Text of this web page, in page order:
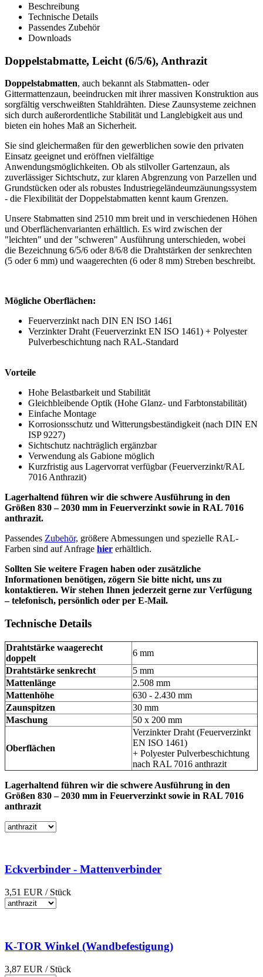
Beschreibung
Technische Details
Passendes Zubehör
Downloads
Doppelstabmatte, Leicht (6/5/6), Anthrazit
Doppelstabmatten, auch bekannt als Stabmatten- oder
Gittermattenzaun, beeindrucken mit ihrer massiven Konstruktion aus
sorgfältig verschweißten Stahldrähten. Diese Zaunsysteme zeichnen
sich durch außerordentliche Stabilität und Langlebigkeit aus und
bieten ein hohes Maß an Sicherheit.
Sie sind gleichermaßen für den gewerblichen sowie den privaten
Einsatz geeignet und eröffnen vielfältige
Anwendungsmöglichkeiten. Ob als stilvoller Gartenzaun, als
zuverlässiger Sichtschutz, zur klaren Abgrenzung von Parzellen und
Grundstücken oder als robustes Industriegeländeumzäunungssystem
- die Flexibilität der Doppelstabmatten kennt kaum Grenzen.
Unsere Stabmatten sind 2510 mm breit und in verschiedenen Höhen
und Oberflächenvarianten erhältlich. Es wird zwischen der
"leichten" und der "schweren" Ausführung unterschieden, wobei
die Bezeichnung 6/5/6 oder 8/6/8 die Drahtstärken der senkrechten
(5 oder 6 mm) und waagerechten (6 oder 8 mm) Streben beschreibt.
Mögliche Oberflächen:
Feuerverzinkt nach DIN EN ISO 1461
Verzinkter Draht (Feuerverzinkt EN ISO 1461) + Polyester
Pulverbeschichtung nach RAL-Standard
Vorteile
Hohe Belastbarkeit und Stabilität
Gleichbleibende Optik (Hohe Glanz- und Farbtonstabilität)
Einfache Montage
Korrosionsschutz und Witterungsbeständigkeit (nach DIN EN
ISP 9227)
Sichtschutz nachträglich ergänzbar
Verwendung als Gabione möglich
Kurzfristig aus Lagervorrat verfügbar (Feuerverzinkt/RAL
7016 Anthrazit)
Lagerhaltend führen wir die schwere Ausführung in den
Größen 830 – 2030 mm in Feuerverzinkt sowie in RAL 7016
anthrazit.
Passendes Zubehör, größere Abmessungen und spezielle RAL-
Farben sind auf Anfrage hier erhältlich.
Sollten Sie weitere Fragen haben oder zusätzliche
Informationen benötigen, zögern Sie bitte nicht, uns zu
kontaktieren. Wir stehen Ihnen jederzeit gerne zur Verfügung
– telefonisch, persönlich oder per E-Mail.
Technische Details
Drahtstärke waagerecht
doppelt
6 mm
Drahtstärke senkrecht
5 mm
Mattenlänge
2.508 mm
Mattenhöhe
630 - 2.430 mm
Zaunspitzen
30 mm
Maschung
50 x 200 mm
Oberflächen
Verzinkter Draht (Feuerverzinkt
EN ISO 1461)
+ Polyester Pulverbeschichtung
nach RAL 7016 anthrazit
Lagerhaltend führen wir die schwere Ausführung in den
Größen 830 – 2030 mm in Feuerverzinkt sowie in RAL 7016
anthrazit
Eckverbinder - Mattenverbinder
3,51 EUR / Stück
K-TOR Winkel (Wandbefestigung)
3,87 EUR / Stück